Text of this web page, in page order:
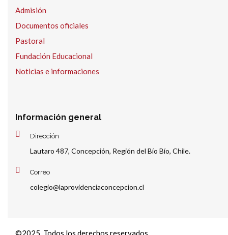
Admisión
Documentos oficiales
Pastoral
Fundación Educacional
Noticias e informaciones
Información general
Dirección
Lautaro 487, Concepción, Región del Bío Bío, Chile.
Correo
colegio@laprovidenciaconcepcion.cl
©2025. Todos los derechos reservados.